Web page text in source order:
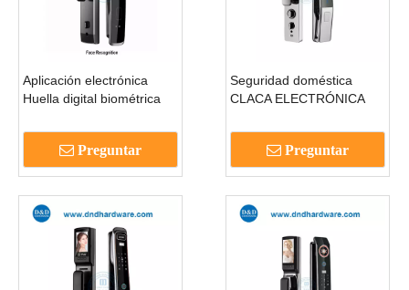
Aplicación electrónica
Huella digital biométrica
Lock-DDEL016
Preguntar
Seguridad doméstica
CLACA ELECTRÓNICA
ELECTRACTH POER con
cámara-ddel015
Preguntar